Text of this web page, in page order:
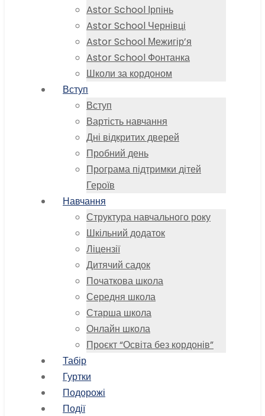
Astor School Ірпінь
Astor School Чернівці
Astor School Межигір’я
Astor School Фонтанка
Школи за кордоном
Вступ
Вступ
Вартість навчання
Дні відкритих дверей
Пробний день
Програма підтримки дітей
Героїв
Навчання
Структура навчального року
Шкільний додаток
Ліцензії
Дитячий садок
Початкова школа
Середня школа
Старша школа
Онлайн школа
Проєкт “Освіта без кордонів”
Табір
Гуртки
Подорожі
Події